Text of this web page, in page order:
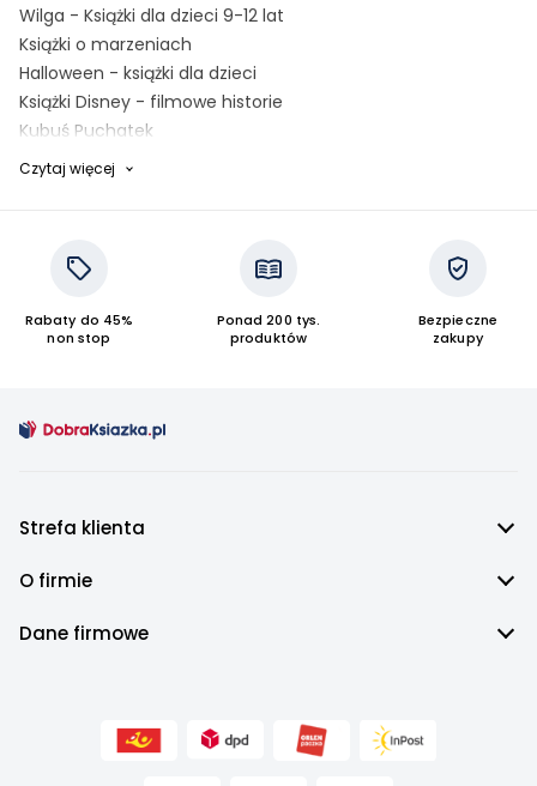
Wilga - Książki dla dzieci 9-12 lat
Książki o marzeniach
Halloween - książki dla dzieci
Książki Disney - filmowe historie
Kubuś Puchatek
Czytaj więcej
Rabaty do 45%
non stop
Ponad 200 tys.
produktów
Bezpieczne
zakupy
Strefa klienta
O firmie
Dane firmowe